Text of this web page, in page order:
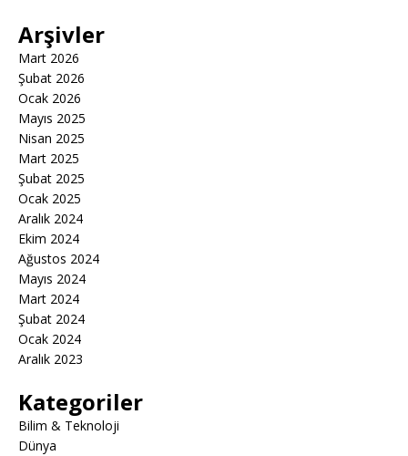
Arşivler
Mart 2026
Şubat 2026
Ocak 2026
Mayıs 2025
Nisan 2025
Mart 2025
Şubat 2025
Ocak 2025
Aralık 2024
Ekim 2024
Ağustos 2024
Mayıs 2024
Mart 2024
Şubat 2024
Ocak 2024
Aralık 2023
Kategoriler
Bilim & Teknoloji
Dünya